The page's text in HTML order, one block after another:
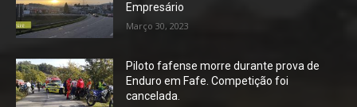
Empresário
Março 30, 2023
Piloto fafense morre durante prova de
Enduro em Fafe. Competição foi
cancelada.